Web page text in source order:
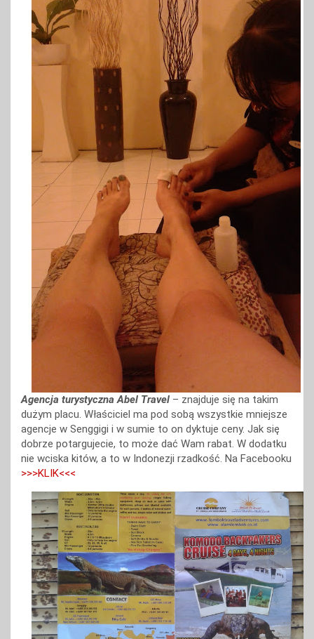
Agencja turystyczna Abel Travel – znajduje się na takim
dużym placu. Właściciel ma pod sobą wszystkie mniejsze
agencje w Senggigi i w sumie to on dyktuje ceny. Jak się
dobrze potargujecie, to może dać Wam rabat. W dodatku
nie wciska kitów, a to w Indonezji rzadkość. Na Facebooku
>>>KLIK<<<